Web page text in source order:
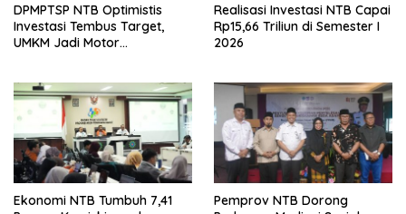
DPMPTSP NTB Optimistis
Investasi Tembus Target,
UMKM Jadi Motor
Realisasi Investasi NTB Capai
Rp15,66 Triliun di Semester I
2026
Ekonomi NTB Tumbuh 7,41
Pemprov NTB Dorong